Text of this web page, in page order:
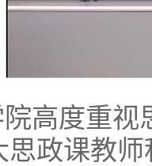
高度重视
思政课教